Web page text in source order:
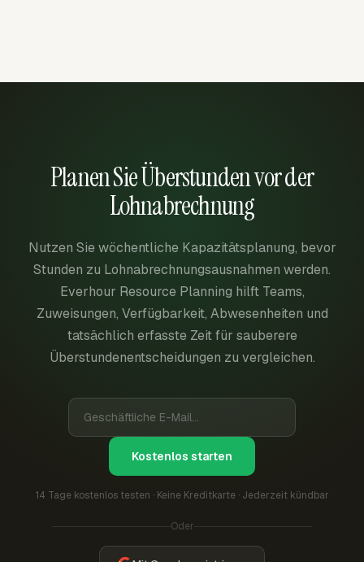
Planen Sie Überstunden vor der
Lohnabrechnung
Nutzen Sie wöchentliche Kapazitätsplanung, bevor
Stunden zu Lohnabrechnungsausnahmen werden.
Everhour Resource Planning hilft Teams,
Zuweisungen, Verfügbarkeit, Abwesenheiten und
tatsächlich erfasste Zeit für sauberere
Überstundenentscheidungen zu vergleichen.
Kostenlos starten
14 Tage kostenlos testen · Keine Kreditkarte · Jederzeit kündbar
Oder